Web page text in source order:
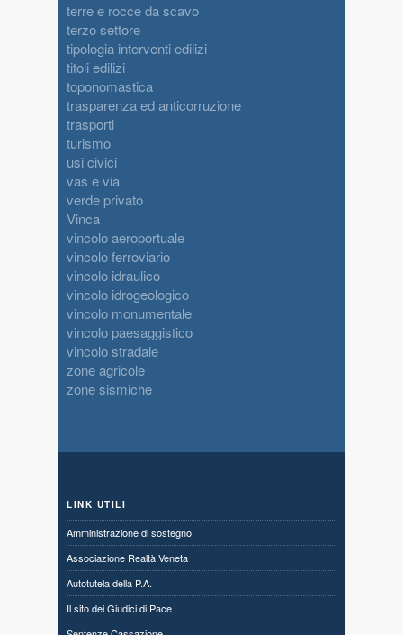
terre e rocce da scavo
terzo settore
tipologia interventi edilizi
titoli edilizi
toponomastica
trasparenza ed anticorruzione
trasporti
turismo
usi civici
vas e via
verde privato
Vinca
vincolo aeroportuale
vincolo ferroviario
vincolo idraulico
vincolo idrogeologico
vincolo monumentale
vincolo paesaggistico
vincolo stradale
zone agricole
zone sismiche
LINK UTILI
Amministrazione di sostegno
Associazione Realtà Veneta
Autotutela della P.A.
Il sito dei Giudici di Pace